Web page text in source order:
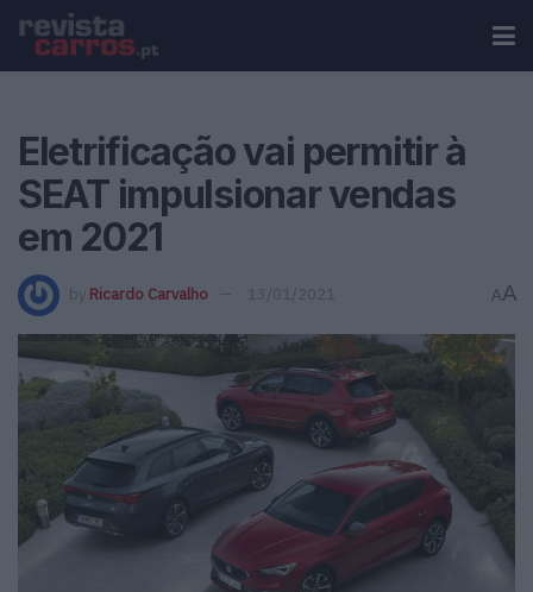
Eletrificação vai permitir à
SEAT impulsionar vendas
em 2021
by Ricardo Carvalho 13/01/2021 AA